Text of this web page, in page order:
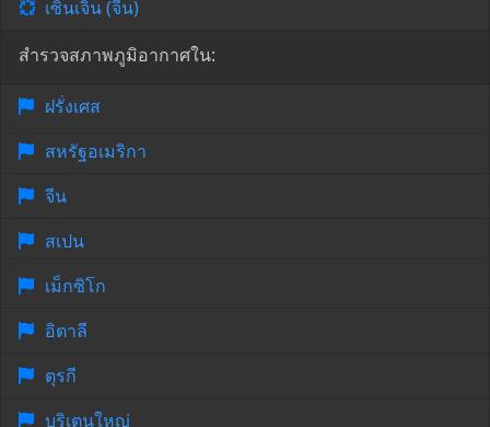
เซินเจิ้น (จีน)
สำรวจสภาพภูมิอากาศใน:
ฝรั่งเศส
สหรัฐอเมริกา
จีน
สเปน
เม็กซิโก
อิตาลี
ตุรกี
บริเตนใหญ่